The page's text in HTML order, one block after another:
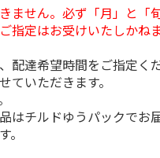
ません。必ず「月」と「
指定はお受けいたしかね
配達希望時間をご指定く
ていただきます。
チルドゆうパックでお届